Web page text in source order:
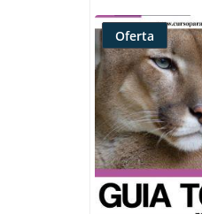
Oferta
Producto
rebajado